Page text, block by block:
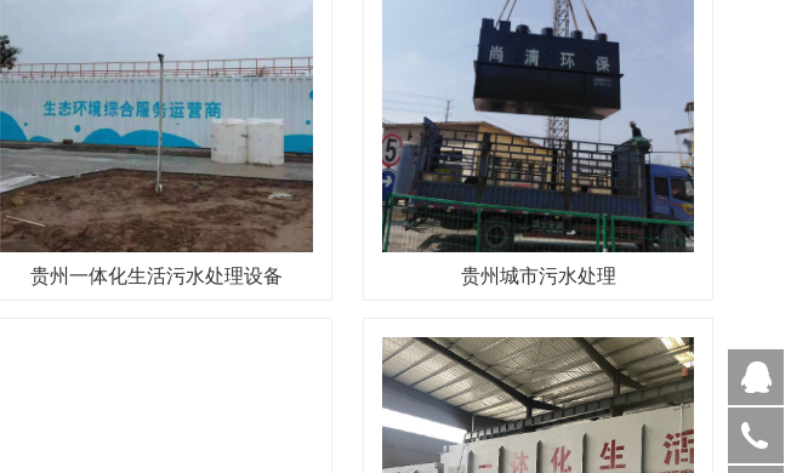
贵州一体化生活污水处理设备 贵州城市污水处理